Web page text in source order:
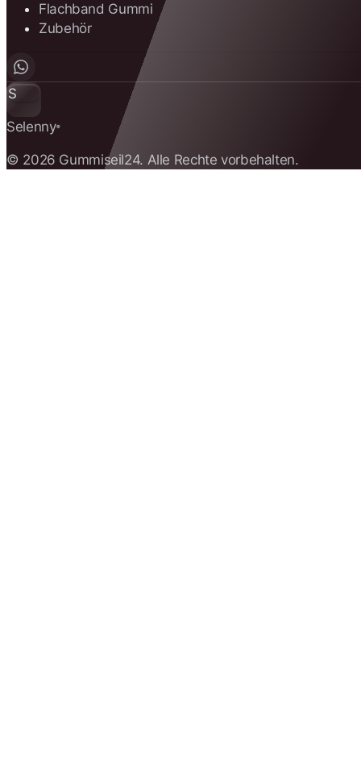
Flachband Gummi
Zubehör
S
Selenny®
© 2026 Gummiseil24. Alle Rechte vorbehalten.